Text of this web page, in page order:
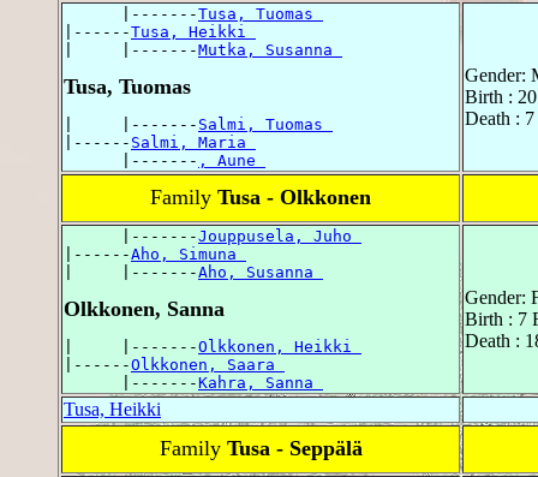
      |-------
Tusa, Tuomas
|------Tusa, Heikki
|     |-------Mutka, Susanna
Tusa, Tuomas
|     |------- Salmi, Tuomas
|------ Salmi, Maria
      |-------
, Aune
Gender:
Birth :
Death :
Family Tusa - Olkkonen
      |-------
Jouppusela, Juho
|------Aho, Simuna
|     |-------Aho, Susanna
Olkkonen, Sanna
|     |-------Olkkonen, Heikki
|------Olkkonen, Saara
      |-------
Kahra, Sanna
Gender:
Birth : 7
Death :
Tusa, Heikki
Family Tusa - Seppälä